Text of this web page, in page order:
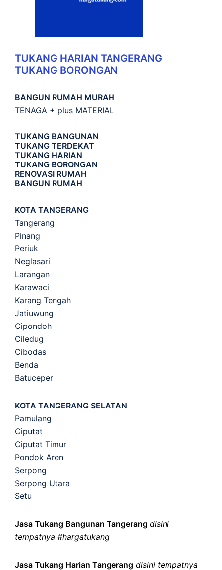
TUKANG HARIAN TANGERANG
TUKANG BORONGAN
BANGUN RUMAH MURAH
TENAGA + plus MATERIAL
TUKANG BANGUNAN
TUKANG TERDEKAT
TUKANG HARIAN
TUKANG BORONGAN
RENOVASI RUMAH
BANGUN RUMAH
KOTA TANGERANG
Tangerang
Pinang
Periuk
Neglasari
Larangan
Karawaci
Karang Tengah
Jatiuwung
Cipondoh
Ciledug
Cibodas
Benda
Batuceper
KOTA TANGERANG SELATAN
Pamulang
Ciputat
Ciputat Timur
Pondok Aren
Serpong
Serpong Utara
Setu
Jasa Tukang Bangunan Tangerang disini
tempatnya #hargatukang
Jasa Tukang Harian Tangerang disini tempatnya